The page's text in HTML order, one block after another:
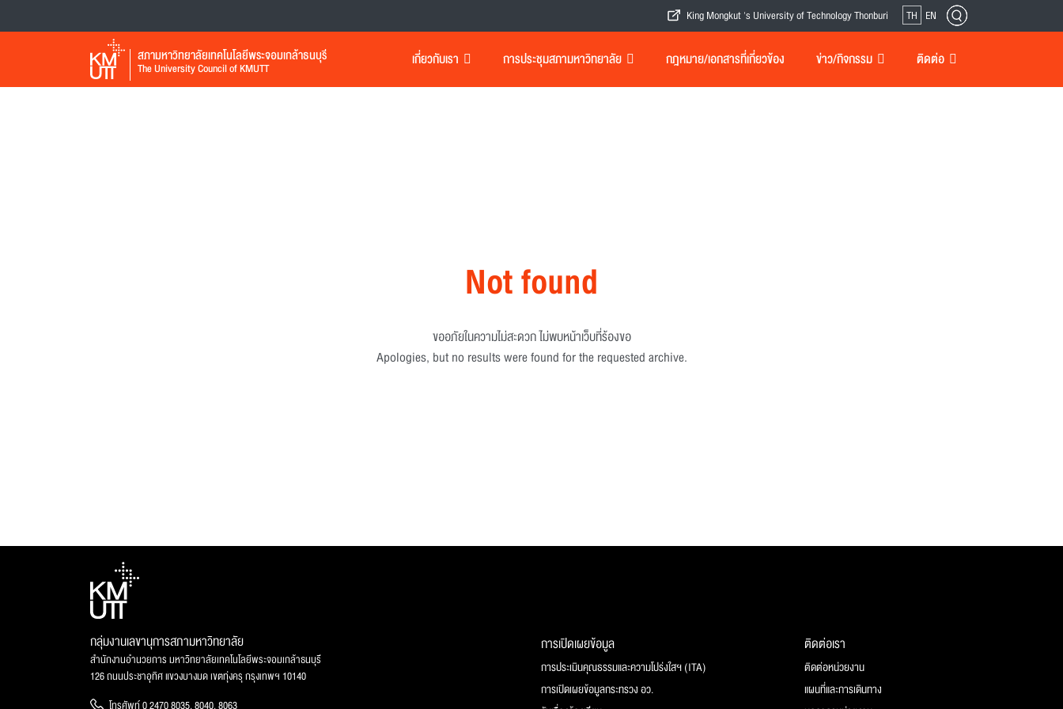
King Mongkut 's University of Technology Thonburi TH EN
สภามหาวิทยาลัยเทคโนโลยีพระจอมเกล้าธนบุรี
The University Council of KMUTT เกี่ยวกับเรา การประชุมสภามหาวิทยาลัย กฎหมาย/เอกสารที่เกี่ยวข้อง ข่าว/กิจกรรม ติดต่อ
Not found
ขออภัยในความไม่สะดวก ไม่พบหน้าเว็บที่ร้องขอ
Apologies, but no results were found for the requested archive.
กลุ่มงานเลขานุการสภามหาวิทยาลัย
สำนักงานอำนวยการ มหาวิทยาลัยเทคโนโลยีพระจอมเกล้าธนบุรี
126 ถนนประชาอุทิศ แขวงบางมด เขตทุ่งครุ กรุงเทพฯ 10140
การเปิดเผยข้อมูล
การประเมินคุณธรรมและความโปร่งใสฯ (ITA)
การเปิดเผยข้อมูลกระทรวง อว.
ติดต่อเรา
ติดต่อหน่วยงาน
แผนที่และการเดินทาง